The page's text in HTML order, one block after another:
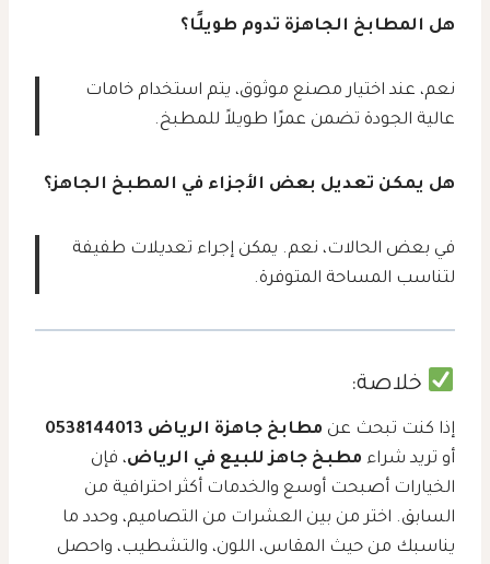
هل المطابخ الجاهزة تدوم طويلًا؟
نعم، عند اختيار مصنع موثوق، يتم استخدام خامات
عالية الجودة تضمن عمرًا طويلاً للمطبخ.
هل يمكن تعديل بعض الأجزاء في المطبخ الجاهز؟
في بعض الحالات، نعم. يمكن إجراء تعديلات طفيفة
لتناسب المساحة المتوفرة.
خلاصة:
إذا كنت تبحث عن مطابخ جاهزة الرياض 0538144013
أو تريد شراء مطبخ جاهز للبيع في الرياض، فإن
الخيارات أصبحت أوسع والخدمات أكثر احترافية من
السابق. اختر من بين العشرات من التصاميم، وحدد ما
يناسبك من حيث المقاس، اللون، والتشطيب، واحصل